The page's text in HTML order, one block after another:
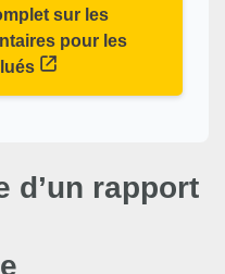
sur les
pour les
d’un rapport